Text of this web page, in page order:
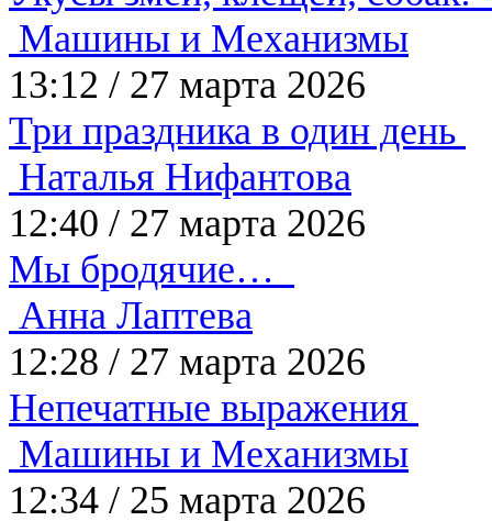
Машины и Механизмы
13:12 / 27 марта 2026
Три праздника в один день
Наталья Нифантова
12:40 / 27 марта 2026
Мы бродячие…
Анна Лаптева
12:28 / 27 марта 2026
Непечатные выражения
Машины и Механизмы
12:34 / 25 марта 2026